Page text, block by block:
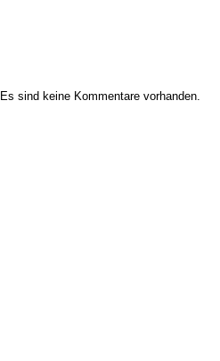
Es sind keine Kommentare vorhanden.